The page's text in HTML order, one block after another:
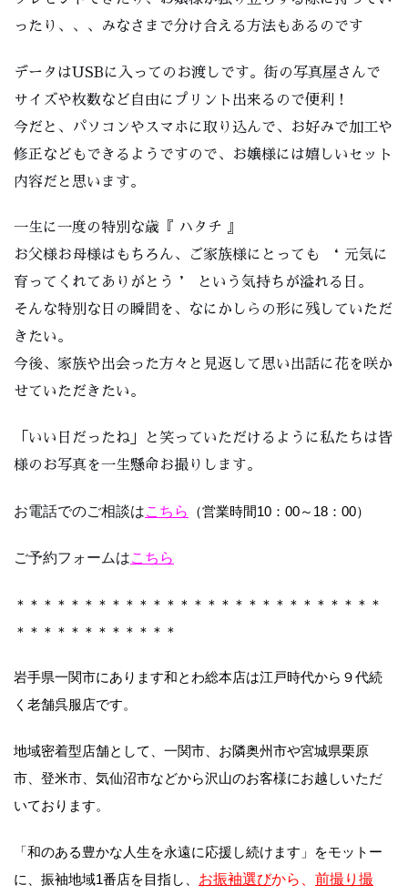
ったり、、、みなさまで分け合える方法もあるのです
データはUSBに入ってのお渡しです。街の写真屋さんで
サイズや枚数など自由にプリント出来るので便利！
今だと、パソコンやスマホに取り込んで、お好みで加工や
修正などもできるようですので、お嬢様には嬉しいセット
内容だと思います。
一生に一度の特別な歳『 ハタチ 』
お父様お母様はもちろん、ご家族様にとっても ‘ 元気に
育ってくれてありがとう ’ という気持ちが溢れる日。
そんな特別な日の瞬間を、なにかしらの形に残していただ
きたい。
今後、家族や出会った方々と見返して思い出話に花を咲か
せていただきたい。
「いい日だったね」と笑っていただけるように私たちは皆
様のお写真を一生懸命お撮りします。
お電話でのご相談はこちら （営業時間10：00～18：00）
ご予約フォームはこちら
＊＊＊＊＊＊＊＊＊＊＊＊＊＊＊＊＊＊＊＊＊＊＊＊＊＊＊
＊＊＊＊＊＊＊＊＊＊＊＊
岩手県一関市にあります和とわ総本店は江戸時代から９代続
く老舗呉服店です。
地域密着型店舗として、一関市、お隣奥州市や宮城県栗原
市、登米市、気仙沼市などから沢山のお客様にお越しいただ
いております。
「和のある豊かな人生を永遠に応援し続けます」をモットー
に、振袖地域1番店を目指し、 お振袖選びから、 前撮り撮